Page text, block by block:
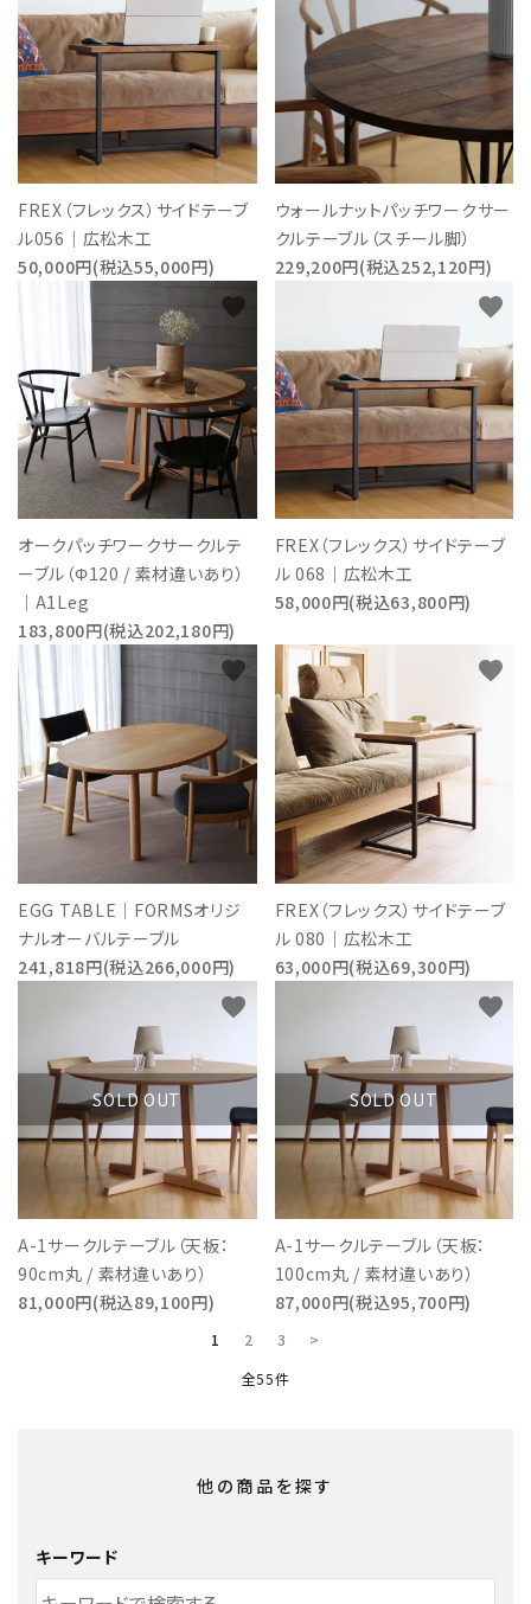
FREX（フレックス）サイドテーブ
ル056｜広松木工
50,000円(税込55,000円)
ウォールナットパッチワークサー
クルテーブル（スチール脚）
229,200円(税込252,120円)
オークパッチワークサークルテ
ーブル（Φ120 / 素材違いあり）
｜A1Leg
183,800円(税込202,180円)
favorite
FREX（フレックス）サイドテーブ
ル 068｜広松木工
58,000円(税込63,800円)
favorite
EGG TABLE｜FORMSオリジ
ナルオーバルテーブル
241,818円(税込266,000円)
favorite
FREX（フレックス）サイドテーブ
ル 080｜広松木工
63,000円(税込69,300円)
favorite
SOLD OUT
A-1サークルテーブル（天板：
90cm丸 / 素材違いあり）
81,000円(税込89,100円)
favorite
SOLD OUT
A-1サークルテーブル（天板：
100cm丸 / 素材違いあり）
87,000円(税込95,700円)
favorite
1 2 3
>
全55件
他の商品を探す
キーワード